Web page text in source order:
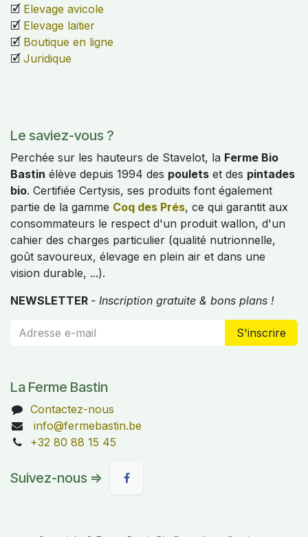
🗹 Elevage avicole
🗹 Elevage laitier
🗹 Boutique en ligne
🗹 Juridique
Le saviez-vous ?
Perchée sur les hauteurs de Stavelot, la Ferme Bio
Bastin élève depuis 1994 des poulets et des pintades
bio. Certifiée Certysis, ses produits font également
partie de la gamme Coq des Prés, ce qui garantit aux
consommateurs le respect d'un produit wallon, d'un
cahier des charges particulier (qualité nutrionnelle,
goût savoureux, élevage en plein air et dans une
vision durable, ...).
NEWSLETTER - Inscription gratuite & bons plans !
S'inscrire
La Ferme Bastin
Contactez-nous
info@fermebastin.be
+32 80 88 15 45
Suivez-nous =>